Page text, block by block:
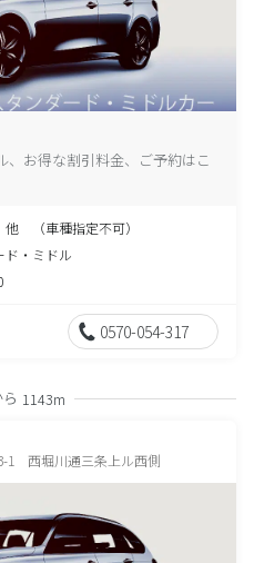
、お得な割引料金、ご予約はこ
（車種指定不可）
ド・ミドル
0570-054-317
1143m
1 西堀川通三条上ル西側